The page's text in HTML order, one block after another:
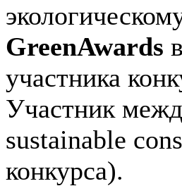
GreenAwards
участника
Участник
sustainable
конкурса).